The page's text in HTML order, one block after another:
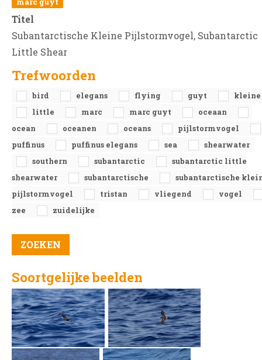
marc guyt
Titel
Subantarctische Kleine Pijlstormvogel, Subantarctic
Little Shear
Trefwoorden
bird elegans flying guyt
kleine
little
marc marc guyt
oceaan
ocean
oceanen oceans
pijlstormvogel
puffinus
puffinus elegans sea
shearwater
southern
subantarctic
subantarctic little
shearwater
subantarctische
subantarctische
pijlstormvogel
tristan vliegend
vogel
zee
zuidelijke
Soortgelijke beelden